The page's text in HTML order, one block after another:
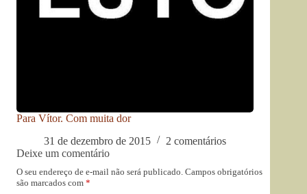
Para Vítor. Com muita dor
31 de dezembro de 2015
2 comentários
Deixe um comentário
O seu endereço de e-mail não será publicado. Campos obrigatórios
são marcados com *